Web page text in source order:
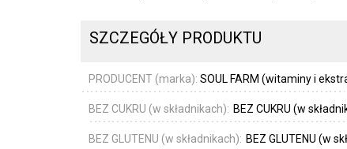
SZCZEGÓŁY PRODUKTU
PRODUCENT (marka): SOUL FARM (witaminy i
BEZ CUKRU (w składnikach): BEZ CUKRU (w
BEZ GLUTENU (w składnikach): BEZ GLUTENU (w